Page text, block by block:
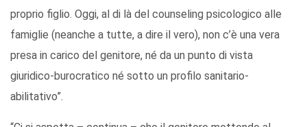
proprio figlio. Oggi, al di là del counseling psicologico alle
famiglie (neanche a tutte, a dire il vero), non c’è una vera
presa in carico del genitore, né da un punto di vista
giuridico-burocratico né sotto un profilo sanitario-
abilitativo”.